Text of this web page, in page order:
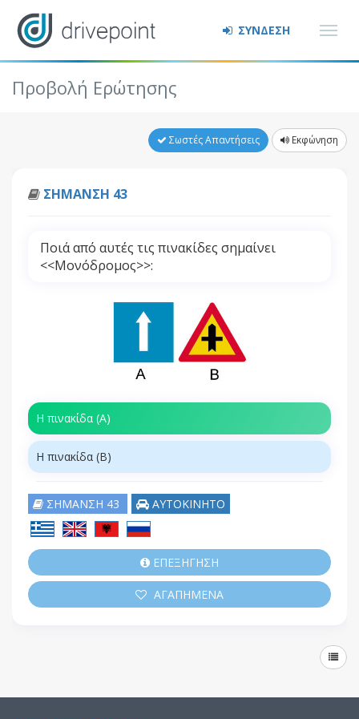
ΣΥΝΔΕΣΗ
Προβολή Ερώτησης
Σωστές Απαντήσεις Εκφώνηση
ΣΗΜΑΝΣΗ 43
Ποιά από αυτές τις πινακίδες σημαίνει
<<Μονόδρομος>>:
Η πινακίδα (Α)
Η πινακίδα (Β)
ΣΗΜΑΝΣΗ 43 ΑΥΤΟΚΙΝΗΤΟ
ΕΠΕΞΗΓΗΣΗ
ΑΓΑΠΗΜΕΝΑ